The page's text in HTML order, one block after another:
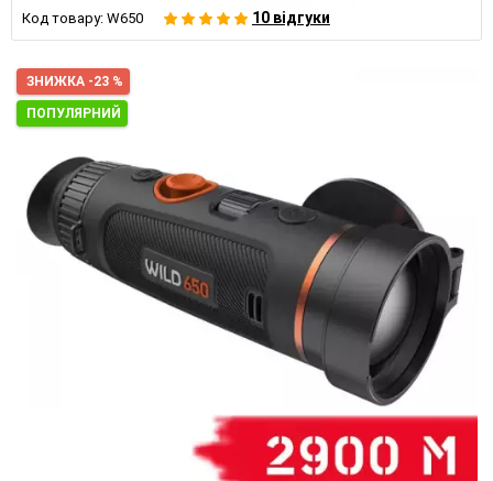
Код товару: W650 10 відгуки
ЗНИЖКА -23 %
ПОПУЛЯРНИЙ